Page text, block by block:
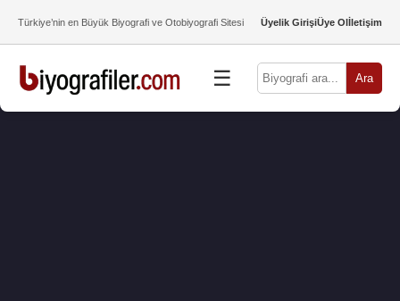
Türkiye’nin en Büyük Biyografi ve Otobiyografi Sitesi Üyelik GirişiÜye Olİletişim
☰ Ara